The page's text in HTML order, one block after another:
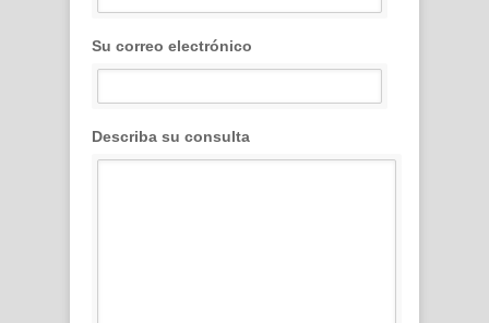
Su correo electrónico
Describa su consulta